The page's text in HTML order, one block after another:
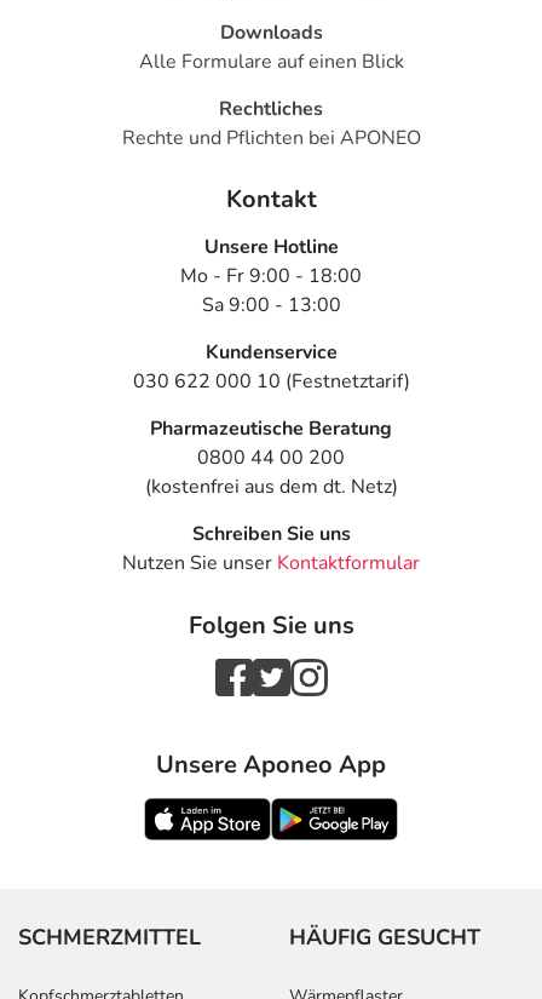
Downloads
Alle Formulare auf einen Blick
Rechtliches
Rechte und Pflichten bei APONEO
Kontakt
Unsere Hotline
Mo - Fr 9:00 - 18:00
Sa 9:00 - 13:00
Kundenservice
030 622 000 10 (Festnetztarif)
Pharmazeutische Beratung
0800 44 00 200
(kostenfrei aus dem dt. Netz)
Schreiben Sie uns
Nutzen Sie unser Kontaktformular
Folgen Sie uns
Unsere Aponeo App
SCHMERZMITTEL HÄUFIG GESUCHT